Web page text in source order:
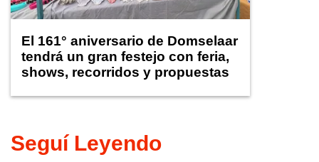
El 161° aniversario de Domselaar
tendrá un gran festejo con feria,
shows, recorridos y propuestas
Seguí Leyendo